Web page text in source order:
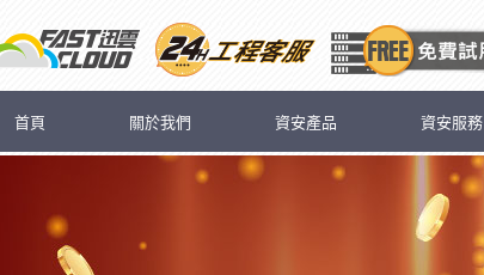
首頁 關於我們 資安產品 資安服務